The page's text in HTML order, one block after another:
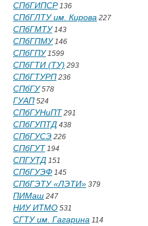
СПбГИПСР136
СПбГЛТУ им. Кирова 227
СПбГМТУ143
СПбГПМУ146
СПбГПУ1599
СПбГТИ (ТУ) 293
СПбГТУРП 236
СПбГУ578
ГУАП 524
СПбГУНиПТ 291
СПбГУПТД 438
СПбГУСЭ 226
СПбГУТ 194
СПГУТД 151
СПбГУЭФ 145
СПбГЭТУ «ЛЭТИ» 379
ПИМаш 247
НИУ ИТМО 531
СГТУ им. Гагарина 114